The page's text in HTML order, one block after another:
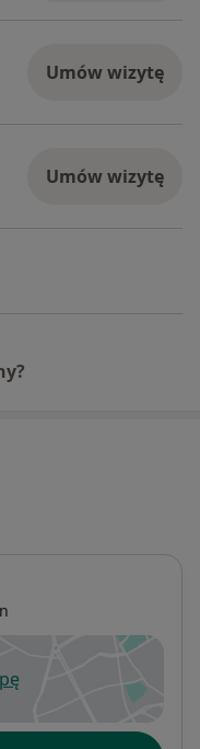
Umów wizytę
Umów wizytę
się w nowej karcie